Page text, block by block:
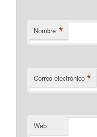
Nombre *
Correo electrónico *
Web